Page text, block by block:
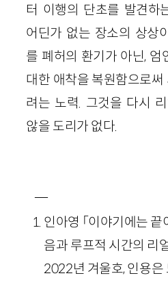
터 이행의 단초를 발견하
어딘가 없는 장소의 상상
를 폐허의 환기가 아닌, 엄
대한 애착을 복원함으로
려는 노력. 그것을 다시
않을 도리가 없다.
―
인아영 「이야기에는
음과 루프적 시간의 리얼
2022년 겨울호, 인용은